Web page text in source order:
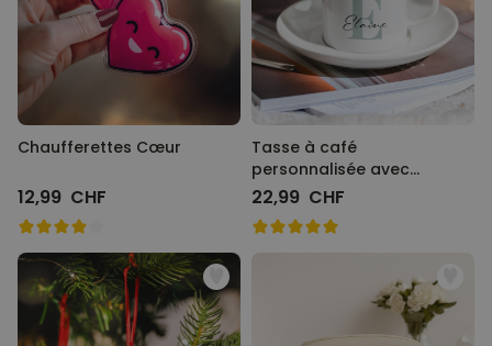
Chaufferettes Cœur
12,99 CHF
Tasse à café
personnalisée avec
monogramme
22,99 CHF